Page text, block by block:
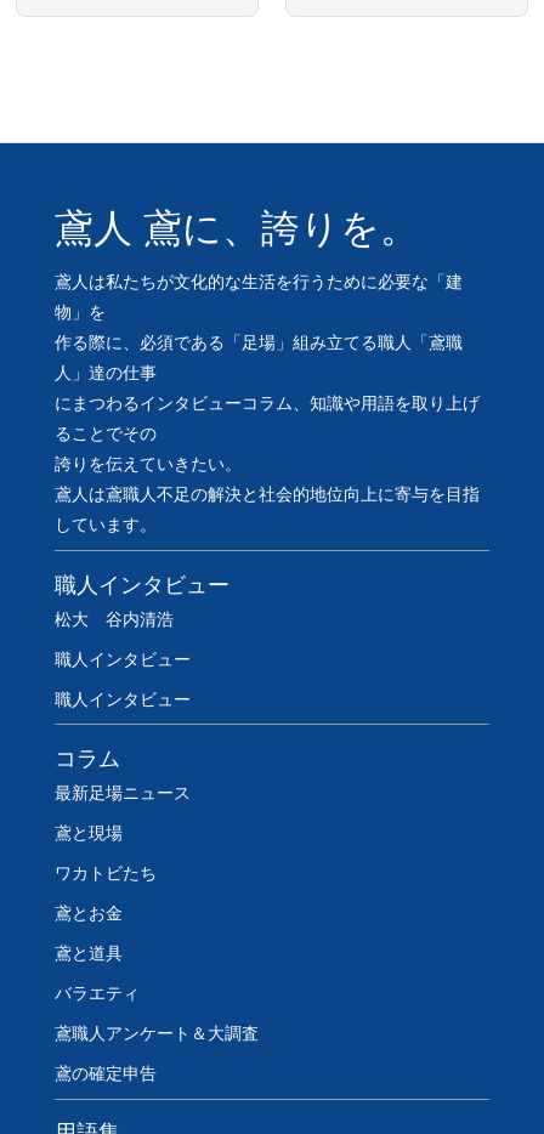
鳶人 鳶に、誇りを。
鳶人は私たちが文化的な生活を行うために必要な「建
物」を
作る際に、必須である「足場」組み立てる職人「鳶職
人」達の仕事
にまつわるインタビューコラム、知識や用語を取り上げ
ることでその
誇りを伝えていきたい。
鳶人は鳶職人不足の解決と社会的地位向上に寄与を目指
しています。
職人インタビュー
松大 谷内清浩
職人インタビュー
職人インタビュー
コラム
最新足場ニュース
鳶と現場
ワカトビたち
鳶とお金
鳶と道具
バラエティ
鳶職人アンケート＆大調査
鳶の確定申告